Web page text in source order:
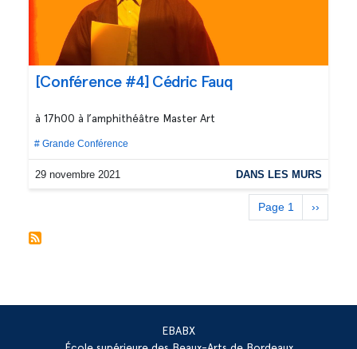
[Conférence #4] Cédric Fauq
à 17h00 à l’amphithéâtre Master Art
# Grande Conférence
29 novembre 2021 DANS LES MURS
Pagination
Page 1
Page
suivante
››
EBABX